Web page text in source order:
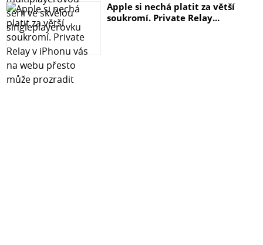
Apple si nechá platit za větší
soukromí. Private Relay...